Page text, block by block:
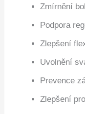
Zmírnění
Podpora
Zlepšení
Uvolnění
Prevence
Zlepšení